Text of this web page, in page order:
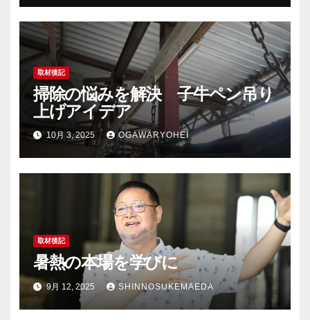
取材後記
掃除の悩みを解決 子牛ペン吊り
上げアイデア
10月 3, 2025 OGAWARYOHEI
取材後記
暑熱の本場を学びに
9月 12, 2025 SHINNOSUKEMAEDA